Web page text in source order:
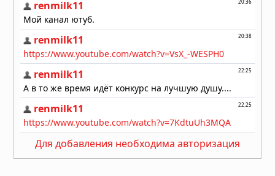
слабых социальных связей,
выяснили учёные
Эль-Ниньо 2026 года не станет
супер-Эль-Ниньо, заявил учёный
05.08.2026 в 09:30
Для добавления необходима авторизация